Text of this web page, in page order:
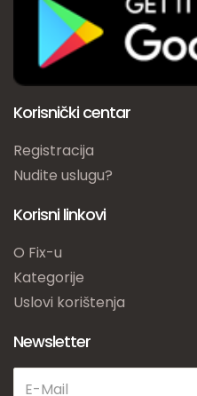
Korisnički centar
Registracija
Nudite uslugu?
Korisni linkovi
O Fix-u
Kategorije
Uslovi korištenja
Newsletter